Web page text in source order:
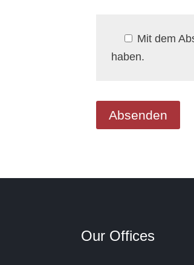
Mit dem
haben.
Our Offices